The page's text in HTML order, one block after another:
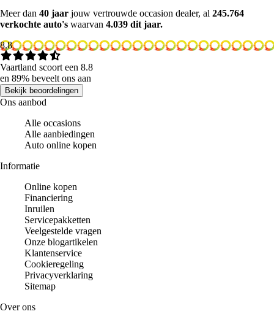
Meer dan 40 jaar jouw vertrouwde occasion dealer, al 245.764
verkochte auto's waarvan 4.039 dit jaar.
8.8
Vaartland scoort een 8.8
en 89% beveelt ons aan
Bekijk beoordelingen
Ons aanbod
Alle occasions
Alle aanbiedingen
Auto online kopen
Informatie
Online kopen
Financiering
Inruilen
Servicepakketten
Veelgestelde vragen
Onze blogartikelen
Klantenservice
Cookieregeling
Privacyverklaring
Sitemap
Over ons